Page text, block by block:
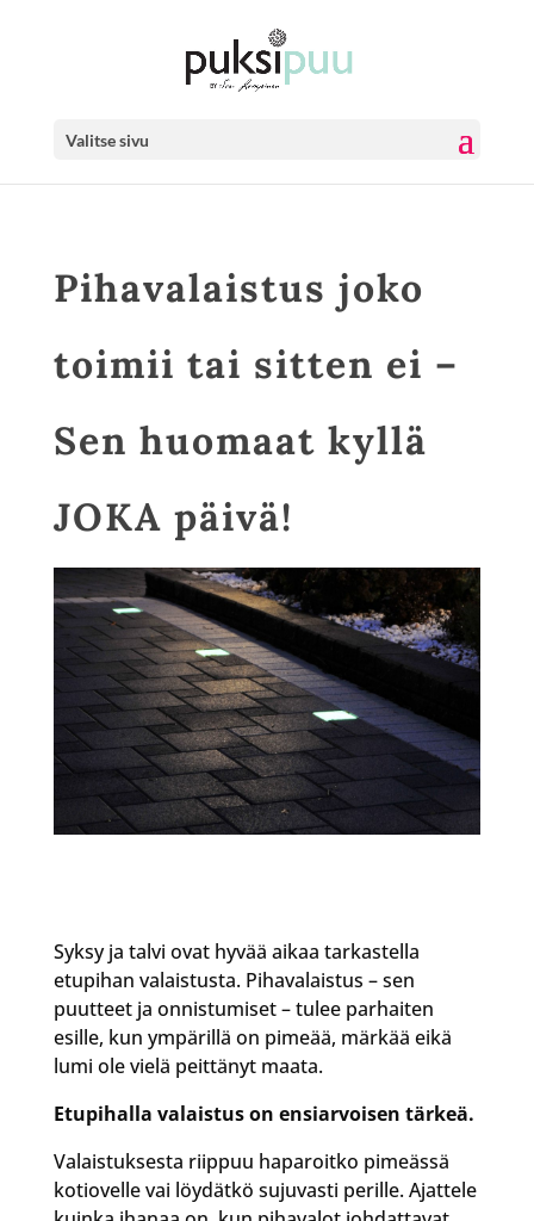
Valitse sivu
Pihavalaistus joko
toimii tai sitten ei –
Sen huomaat kyllä
JOKA päivä!
Syksy ja talvi ovat hyvää aikaa tarkastella
etupihan valaistusta. Pihavalaistus – sen
puutteet ja onnistumiset – tulee parhaiten
esille, kun ympärillä on pimeää, märkää eikä
lumi ole vielä peittänyt maata.
Etupihalla valaistus on ensiarvoisen tärkeä.
Valaistuksesta riippuu haparoitko pimeässä
kotiovelle vai löydätkö sujuvasti perille. Ajattele